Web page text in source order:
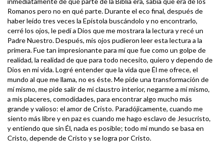
Romanos pero no en qué parte. Durante el eco final, después de
haber leído tres veces la Epístola buscándolo y no encontrarlo,
cerré los ojos, le pedí a Dios que me mostrara la lectura y recé un
Padre Nuestro. Después, mis ojos pudieron leer esta lectura a la
primera. Fue tan impresionante para mí que fue como un golpe de
realidad, la realidad de que para todo necesito, quiero y dependo de
Dios en mi vida. Logré entender que la vida que Él me ofrece, el
mundo al que me llama, no es éste. Me pide una transformación de
mí mismo, me pide salir de mi claustro interior, negarme a mí mismo,
a mis placeres, comodidades, para encontrar algo mucho más
grande y valioso: el amor de Cristo. Paradójicamente, cuando me
siento más libre y en paz es cuando me hago esclavo de Jesucristo,
y entiendo que sin Él, nada es posible; todo mi mundo se basa en
Cristo, depende de Cristo y se logra por Cristo.